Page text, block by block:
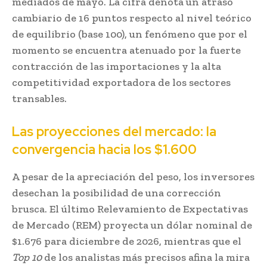
cambiario de 16 puntos respecto al nivel teórico
de equilibrio (base 100), un fenómeno que por el
momento se encuentra atenuado por la fuerte
contracción de las importaciones y la alta
competitividad exportadora de los sectores
transables.
Las proyecciones del mercado: la
convergencia hacia los $1.600
A pesar de la apreciación del peso, los inversores
desechan la posibilidad de una corrección
brusca. El último Relevamiento de Expectativas
de Mercado (REM) proyecta un dólar nominal de
$1.676 para diciembre de 2026, mientras que el
Top 10de los analistas más precisos afina la mira